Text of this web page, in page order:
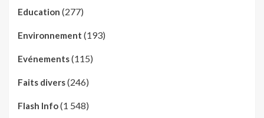
Education (277)
Environnement (193)
Evénements(115)
Faits divers(246)
Flash Info(1 548)